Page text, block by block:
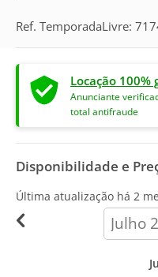
Ref. TemporadaLivre:
Locação 100%
Anunciante
total antifraude
Disponibilidade e
Última atualização há 2
calendar-
month